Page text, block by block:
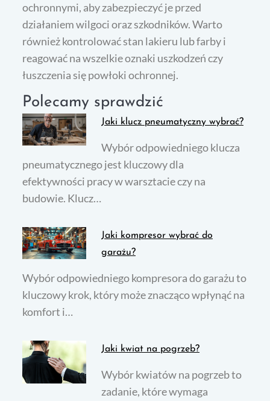
ochronnymi, aby zabezpieczyć je przed
działaniem wilgoci oraz szkodników. Warto
również kontrolować stan lakieru lub farby i
reagować na wszelkie oznaki uszkodzeń czy
łuszczenia się powłoki ochronnej.
Polecamy sprawdzić
Jaki klucz pneumatyczny wybrać?
Wybór odpowiedniego klucza
pneumatycznego jest kluczowy dla
efektywności pracy w warsztacie czy na
budowie. Klucz…
Jaki kompresor wybrać do
garażu?
Wybór odpowiedniego kompresora do garażu to
kluczowy krok, który może znacząco wpłynąć na
komfort i…
Jaki kwiat na pogrzeb?
Wybór kwiatów na pogrzeb to
zadanie, które wymaga